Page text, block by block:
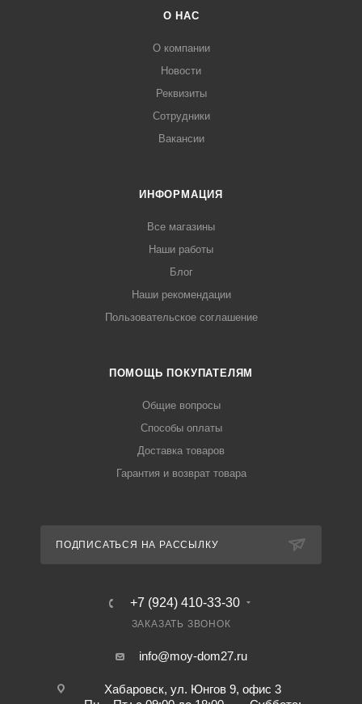
О НАС
О компании
Новости
Реквизиты
Сотрудники
Вакансии
ИНФОРМАЦИЯ
Все магазины
Наши работы
Блог
Наши рекомендации
Пользовательское соглашение
ПОМОЩЬ ПОКУПАТЕЛЯМ
Общие вопросы
Способы оплаты
Доставка товаров
Гарантия и возврат товара
ПОДПИСАТЬСЯ НА РАССЫЛКУ
+7 (924) 410-33-30
ЗАКАЗАТЬ ЗВОНОК
info@moy-dom27.ru
Хабаровск, ул. Юнгов 9, офис 3